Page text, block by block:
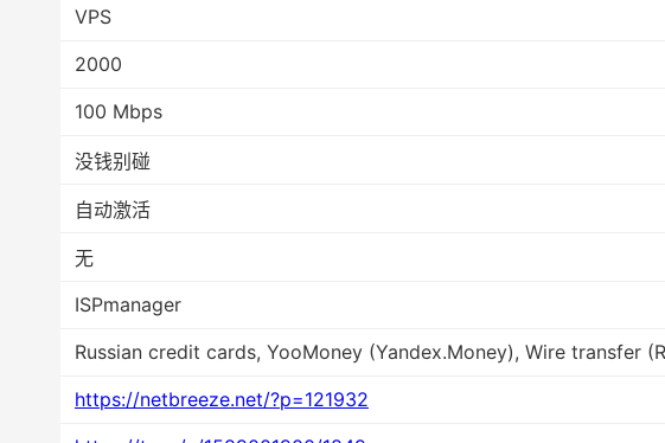
VPS
2000
100 Mbps
没钱别碰
自动激活
无
ISPmanager
Russian credit cards, YooMoney (Yandex.Money), Wire transfer
https://netbreeze.net/?p=121932